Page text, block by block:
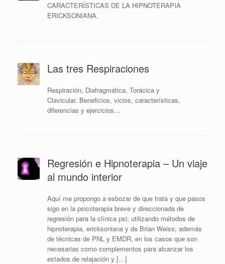
CARACTERÍSTICAS DE LA HIPNOTERAPIA
ERICKSONIANA.
Las tres Respiraciones
Respiración, Diafragmática, Torácica y
Clavicular. Beneficios, vicios, características,
diferencias y ejercicios…
Regresión e Hipnoterapia – Un viaje
al mundo interior
Aquí me propongo a esbozar de que trata y que pasos
sigo en la psicoterapia breve y direccionada de
regresión para la clínica psi; utilizando métodos de
hipnoterapia, ericksoniana y de Brian Weiss; además
de técnicas de PNL y EMDR, en los casos que son
necesarias como complementos para alcanzar los
estados de relajación y […]